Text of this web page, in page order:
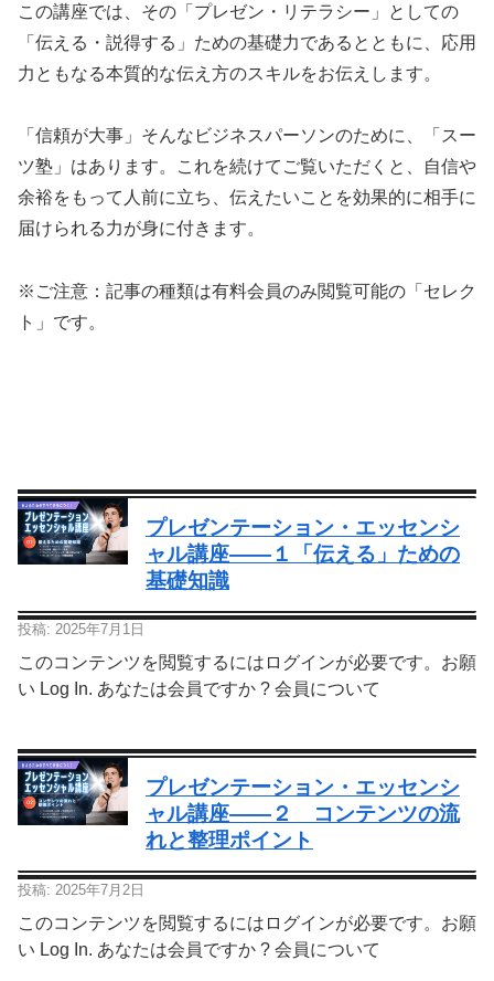
この講座では、その「プレゼン・リテラシー」としての
「伝える・説得する」ための基礎力であるとともに、応用
力ともなる本質的な伝え方のスキルをお伝えします。
「信頼が大事」そんなビジネスパーソンのために、「スー
ツ塾」はあります。これを続けてご覧いただくと、自信や
余裕をもって人前に立ち、伝えたいことを効果的に相手に
届けられる力が身に付きます。
※ご注意：記事の種類は有料会員のみ閲覧可能の「セレク
ト」です。
プレゼンテーション・エッセンシ
ャル講座—―１「伝える」ための
基礎知識
投稿: 2025年7月1日
このコンテンツを閲覧するにはログインが必要です。お願
い Log In. あなたは会員ですか ? 会員について
プレゼンテーション・エッセンシ
ャル講座—―２ コンテンツの流
れと整理ポイント
投稿: 2025年7月2日
このコンテンツを閲覧するにはログインが必要です。お願
い Log In. あなたは会員ですか ? 会員について